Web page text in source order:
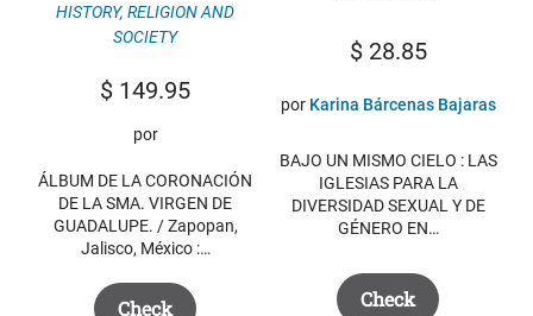
HISTORY, RELIGION AND
SOCIETY
$ 149.95
por
ÁLBUM DE LA CORONACIÓN
DE LA SMA. VIRGEN DE
GUADALUPE. / Zapopan,
Jalisco, México :…
Check
$28.85
por Karina Bárcenas Bajaras
BAJO UN MISMO CIELO : LAS
IGLESIAS PARA LA
DIVERSIDAD SEXUAL Y DE
GÉNERO EN…
Check